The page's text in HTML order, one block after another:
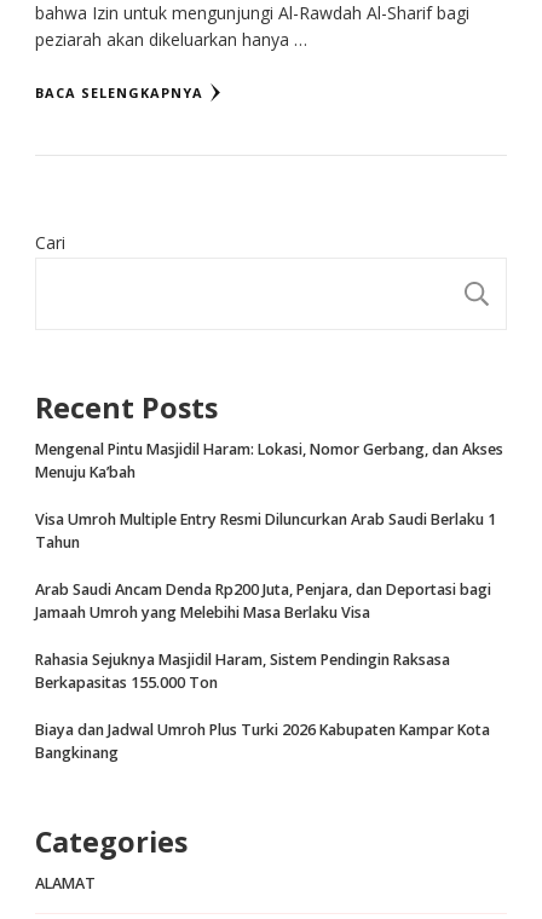
bahwa Izin untuk mengunjungi Al-Rawdah Al-Sharif bagi
peziarah akan dikeluarkan hanya …
BACA SELENGKAPNYA
Cari
Recent Posts
Mengenal Pintu Masjidil Haram: Lokasi, Nomor Gerbang, dan Akses
Menuju Ka’bah
Visa Umroh Multiple Entry Resmi Diluncurkan Arab Saudi Berlaku 1
Tahun
Arab Saudi Ancam Denda Rp200 Juta, Penjara, dan Deportasi bagi
Jamaah Umroh yang Melebihi Masa Berlaku Visa
Rahasia Sejuknya Masjidil Haram, Sistem Pendingin Raksasa
Berkapasitas 155.000 Ton
Biaya dan Jadwal Umroh Plus Turki 2026 Kabupaten Kampar Kota
Bangkinang
Categories
ALAMAT